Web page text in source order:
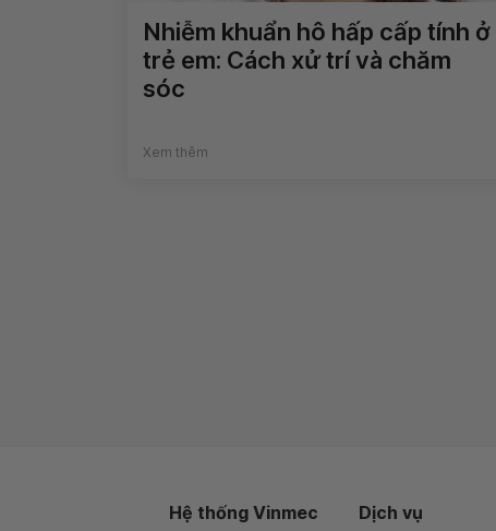
Nhiễm khuẩn hô hấp cấp tính ở
trẻ em: Cách xử trí và chăm
sóc
Xem thêm
Hệ thống Vinmec Dịch vụ